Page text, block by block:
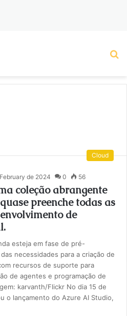
Cloud
de 2024 0 56
coleção abrangente
preenche todas as
de
esteja em fase de pré-
necessidades para a criação de
recursos de suporte para
de agentes e programação de
karvanth/Flickr No dia 15 de
o lançamento do Azure AI Studio,